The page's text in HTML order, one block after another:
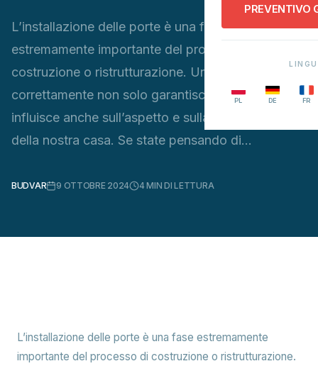
PREVENTIVO
PL DE FR
L’installazione delle porte è una fase
estremamente importante del processo di
costruzione o ristrutturazione. Una porta installata
correttamente non solo garantisce sicurezza, ma
influisce anche sull’aspetto e sulla funzionalità
della nostra casa. Se state pensando di…
BUDVAR 9 OTTOBRE 2024 4MIN DI LETTURA
L’installazione delle porte è una fase estremamente
importante del processo di costruzione o ristrutturazione.